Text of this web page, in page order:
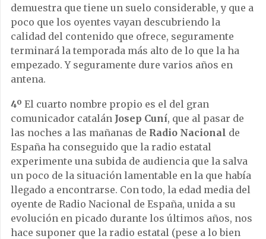
demuestra que tiene un suelo considerable, y que a
poco que los oyentes vayan descubriendo la
calidad del contenido que ofrece, seguramente
terminará la temporada más alto de lo que la ha
empezado. Y seguramente dure varios años en
antena.
4º El cuarto nombre propio es el del gran
comunicador catalán Josep Cuní, que al pasar de
las noches a las mañanas de Radio Nacional de
España ha conseguido que la radio estatal
experimente una subida de audiencia que la salva
un poco de la situación lamentable en la que había
llegado a encontrarse. Con todo, la edad media del
oyente de Radio Nacional de España, unida a su
evolución en picado durante los últimos años, nos
hace suponer que la radio estatal (pese a lo bien